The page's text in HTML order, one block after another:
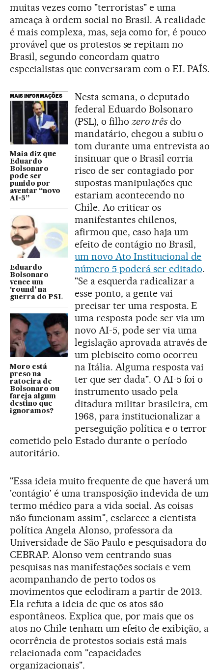
muitas vezes como "terroristas" e uma
ameaça à ordem social no Brasil. A realidade
é mais complexa, mas, seja como for, é pouco
provável que os protestos se repitam no
Brasil, segundo concordam quatro
especialistas que conversaram com o EL PAÍS.
MAIS INFORMAÇÕES
Maia diz que
Eduardo
Bolsonaro
pode ser
punido por
aventar “novo
AI-5”
Eduardo
Bolsonaro
vence um
‘round’ na
guerra do PSL
Moro está
preso na
ratoeira de
Bolsonaro ou
fareja algum
destino que
ignoramos?
Nesta semana, o deputado
federal Eduardo Bolsonaro
(PSL), o filho zero trêsdo
mandatário, chegou a subiu o
tom durante uma entrevista ao
insinuar que o Brasil corria
risco de ser contagiado por
supostas manipulações que
estariam acontecendo no
Chile. Ao criticar os
manifestantes chilenos,
afirmou que, caso haja um
efeito de contágio no Brasil,
um novo Ato Institucional de
número 5 poderá ser editado.
"Se a esquerda radicalizar a
esse ponto, a gente vai
precisar ter uma resposta. E
uma resposta pode ser via um
novo AI-5, pode ser via uma
legislação aprovada através de
um plebiscito como ocorreu
na Itália. Alguma resposta vai
ter que ser dada". O AI-5 foi o
instrumento usado pela
ditadura militar brasileira, em
1968, para institucionalizar a
perseguição política e o terror
cometido pelo Estado durante o período
autoritário.
"Essa ideia muito frequente de que haverá um
'contágio' é uma transposição indevida de um
termo médico para a vida social. As coisas
não funcionam assim", esclarece a cientista
política Angela Alonso, professora da
Universidade de São Paulo e pesquisadora do
CEBRAP. Alonso vem centrando suas
pesquisas nas manifestações sociais e vem
acompanhando de perto todos os
movimentos que eclodiram a partir de 2013.
Ela refuta a ideia de que os atos são
espontâneos. Explica que, por mais que os
atos no Chile tenham um efeito de exibição, a
ocorrência de protestos sociais está mais
relacionada com "capacidades
organizacionais".